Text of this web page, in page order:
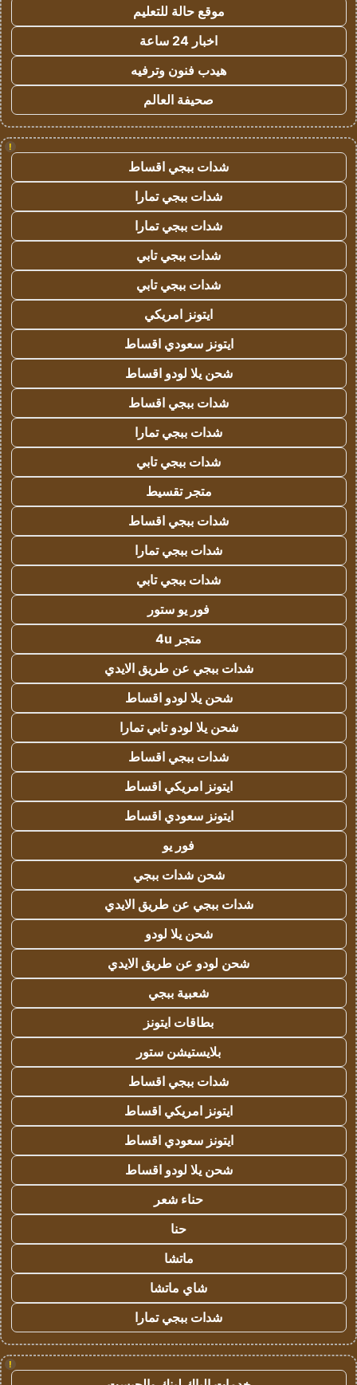
موقع حالة للتعليم
اخبار 24 ساعة
هيدب فنون وترفيه
صحيفة العالم
!
شدات ببجي اقساط
شدات ببجي تمارا
شدات ببجي تمارا
شدات ببجي تابي
شدات ببجي تابي
ايتونز امريكي
ايتونز سعودي اقساط
شحن يلا لودو اقساط
شدات ببجي اقساط
شدات ببجي تمارا
شدات ببجي تابي
متجر تقسيط
شدات ببجي اقساط
شدات ببجي تمارا
شدات ببجي تابي
فور يو ستور
متجر 4u
شدات ببجي عن طريق الايدي
شحن يلا لودو اقساط
شحن يلا لودو تابي تمارا
شدات ببجي اقساط
ايتونز امريكي اقساط
ايتونز سعودي اقساط
فور يو
شحن شدات ببجي
شدات ببجي عن طريق الايدي
شحن يلا لودو
شحن لودو عن طريق الايدي
شعبية ببجي
بطاقات ايتونز
بلايستيشن ستور
شدات ببجي اقساط
ايتونز امريكي اقساط
ايتونز سعودي اقساط
شحن يلا لودو اقساط
حناء شعر
حنا
ماتشا
شاي ماتشا
شدات ببجي تمارا
!